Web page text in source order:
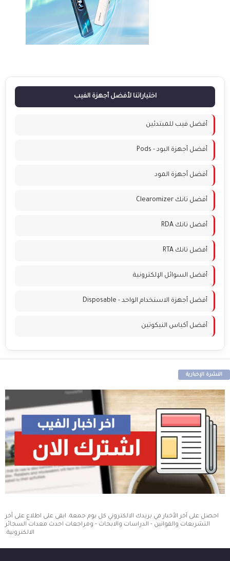
اختياراتنا لأفضل أجهزة الفيب
أفضل فيب للمبتدئين
أفضل أجهزة البود - Pods
أفضل أجهزة المود
أفضل تانك Clearomizer
أفضل تانك RDA
أفضل تانك RTA
أفضل السوائل الإلكترونية
أفضل أجهزة الاستخدام الواحد - Disposable
أفضل أكياس النيكوتين
النشرة الإخبارية
احصل على آخر الأخبار في بريدك الالكتروني كل يوم جمعة. ابقى على اطلاع على أخر
التشريعات والقوانين - الدراسات والابحاث - ومراجعات احدث معدات السجائر
الالكترونية.